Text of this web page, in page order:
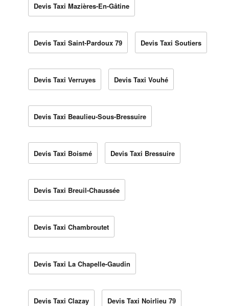
Devis Taxi Mazières-En-Gâtine
Devis Taxi Saint-Pardoux 79 Devis Taxi Soutiers
Devis Taxi Verruyes Devis Taxi Vouhé
Devis Taxi Beaulieu-Sous-Bressuire
Devis Taxi Boismé Devis Taxi Bressuire
Devis Taxi Breuil-Chaussée
Devis Taxi Chambroutet
Devis Taxi La Chapelle-Gaudin
Devis Taxi Clazay Devis Taxi Noirlieu 79